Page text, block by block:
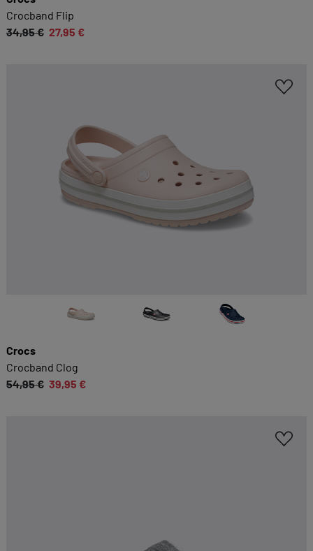
Crocband Flip
34,95 € 27,95 €
Crocs
Crocband Clog
54,95 € 39,95 €